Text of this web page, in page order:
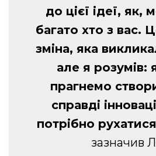
до цієї ідеї, як,
багато хто з вас.
зміна, яка
але я розумів:
прагнемо
справді
потрібно
зазначив